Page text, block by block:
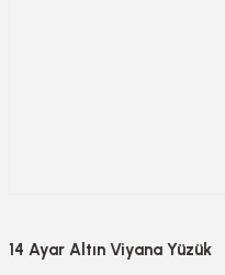
14 Ayar Altın Viyana Yüzük